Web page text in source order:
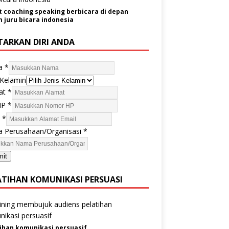
coaching speaking berbicara di depan
juru bicara indonesia
DIRI ANDA
*
*
*
*
Perusahaan/Organisasi *
KOMUNIKASI PERSUASI